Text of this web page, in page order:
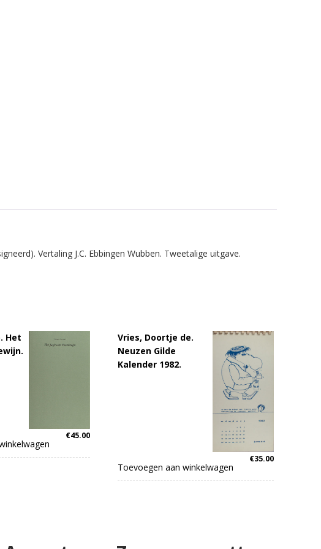
Vertaling J.C. Ebbingen Wubben. Tweetalige uitgave.
Het
€45.00
Vries, Doortje de.
Neuzen Gilde
Kalender 1982.
€35.00
Toevoegen aan winkelwagen